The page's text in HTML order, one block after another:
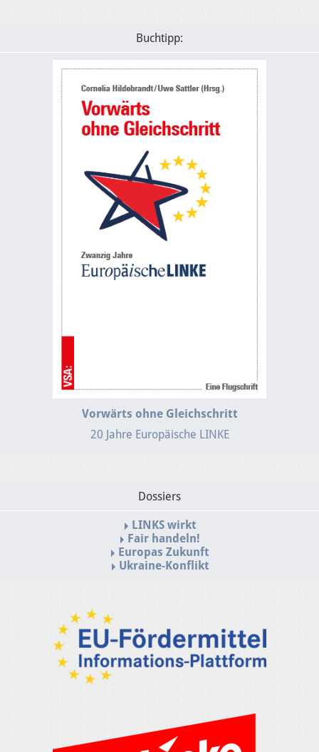
Buchtipp:
Vorwärts ohne Gleichschritt
20 Jahre Europäische LINKE
Dossiers
LINKS wirkt
Fair handeln!
Europas Zukunft
Ukraine-Konflikt